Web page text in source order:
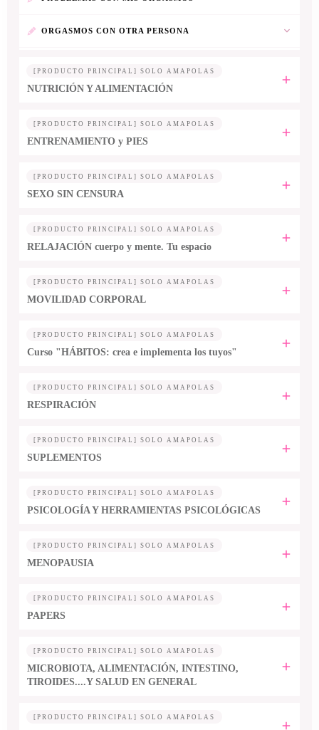
ORGASMOS CON OTRA PERSONA
[PRODUCTO PRINCIPAL] SOLO AMAPOLAS
NUTRICIÓN Y ALIMENTACIÓN
[PRODUCTO PRINCIPAL] SOLO AMAPOLAS
ENTRENAMIENTO y PIES
[PRODUCTO PRINCIPAL] SOLO AMAPOLAS
SEXO SIN CENSURA
[PRODUCTO PRINCIPAL] SOLO AMAPOLAS
RELAJACIÓN cuerpo y mente. Tu espacio
[PRODUCTO PRINCIPAL] SOLO AMAPOLAS
MOVILIDAD CORPORAL
[PRODUCTO PRINCIPAL] SOLO AMAPOLAS
Curso "HÁBITOS: crea e implementa los tuyos"
[PRODUCTO PRINCIPAL] SOLO AMAPOLAS
RESPIRACIÓN
[PRODUCTO PRINCIPAL] SOLO AMAPOLAS
SUPLEMENTOS
[PRODUCTO PRINCIPAL] SOLO AMAPOLAS
PSICOLOGÍA Y HERRAMIENTAS PSICOLÓGICAS
[PRODUCTO PRINCIPAL] SOLO AMAPOLAS
MENOPAUSIA
[PRODUCTO PRINCIPAL] SOLO AMAPOLAS
PAPERS
[PRODUCTO PRINCIPAL] SOLO AMAPOLAS
MICROBIOTA, ALIMENTACIÓN, INTESTINO,
TIROIDES....Y SALUD EN GENERAL
[PRODUCTO PRINCIPAL] SOLO AMAPOLAS